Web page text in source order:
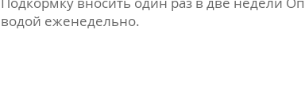
водой еженедельно.